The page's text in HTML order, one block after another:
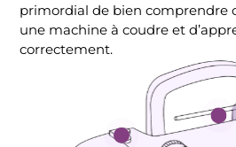
primordial de bien comprendre
une machine à coudre et
correctement.